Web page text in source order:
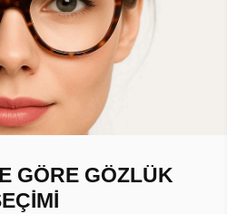
GÖRE GÖZLÜK